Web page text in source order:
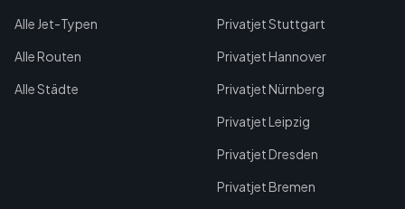
Alle Jet-Typen
Alle Routen
Alle Städte
Privatjet Stuttgart
Privatjet Hannover
Privatjet Nürnberg
Privatjet Leipzig
Privatjet Dresden
Privatjet Bremen